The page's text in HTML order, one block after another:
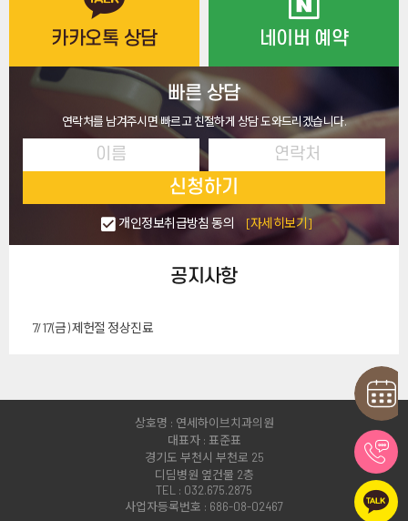
공지사항
7/17(금) 제헌절 정상진료
카카오톡 상담 네이버 예약
빠른 상담
연락처를 남겨주시면 빠르고 친절하게 상담 도와드리겠습니다.
신청하기
개인정보취급방침 동의 [자세히보기]
상호명 : 연세하이브치과의원
대표자 : 표준표
경기도 부천시 부천로 25
디딤병원 옆건물 2층
TEL : 032.675.2875
사업자등록번호 : 686-08-02467